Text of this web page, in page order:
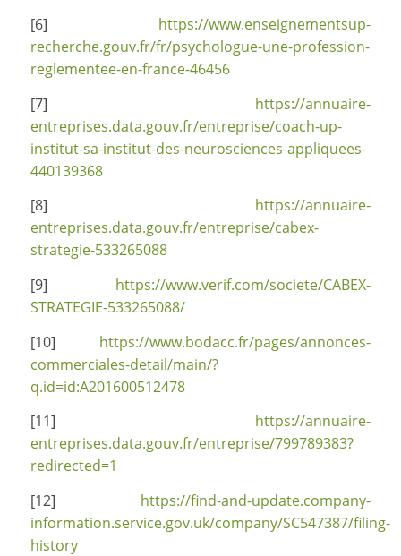
[6] https://www.enseignementsup-
recherche.gouv.fr/fr/psychologue-une-profession-
reglementee-en-france-46456
[7] https://annuaire-
entreprises.data.gouv.fr/entreprise/coach-up-
institut-sa-institut-des-neurosciences-appliquees-
440139368
[8] https://annuaire-
entreprises.data.gouv.fr/entreprise/cabex-
strategie-533265088
[9] https://www.verif.com/societe/CABEX-
STRATEGIE-533265088/
[10] https://www.bodacc.fr/pages/annonces-
commerciales-detail/main/?
q.id=id:A201600512478
[11] https://annuaire-
entreprises.data.gouv.fr/entreprise/799789383?
redirected=1
[12] https://find-and-update.company-
information.service.gov.uk/company/SC547387/filing-
history